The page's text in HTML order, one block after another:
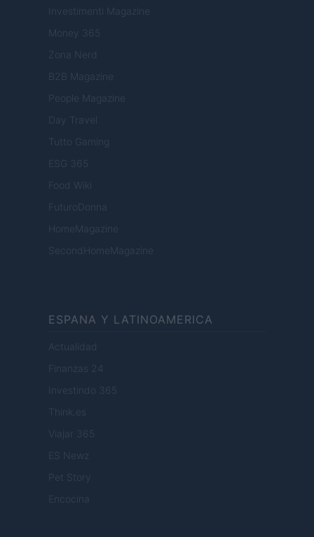
Investimenti Magazine
Money 365
Zona Nerd
B2B Magazine
People Magazine
Day Travel
Tutto Gaming
ESG 365
Food Wiki
FuturoDonna
HomeMagazine
SecondHomeMagazine
ESPANA Y LATINOAMERICA
Actualidad
Finanzas 24
Investindo 365
Think.es
Viajar 365
ES Newz
Pet Story
Encocina